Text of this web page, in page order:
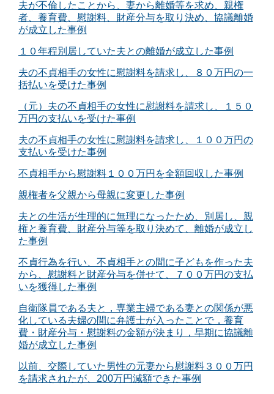
夫が不倫したことから、妻から離婚等を求め、親権
者、養育費、慰謝料、財産分与を取り決め、協議離婚
が成立した事例
１０年程別居していた夫との離婚が成立した事例
夫の不貞相手の女性に慰謝料を請求し、８０万円の一
括払いを受けた事例
（元）夫の不貞相手の女性に慰謝料を請求し、１５０
万円の支払いを受けた事例
夫の不貞相手の女性に慰謝料を請求し、１００万円の
支払いを受けた事例
不貞相手から慰謝料１００万円を全額回収した事例
親権者を父親から母親に変更した事例
夫との生活が生理的に無理になったため、別居し、親
権と養育費、財産分与等を取り決めて、離婚が成立し
た事例
不貞行為を行い、不貞相手との間に子どもを作った夫
から、慰謝料と財産分与を併せて、７００万円の支払
いを獲得した事例
自衛隊員である夫と，専業主婦である妻との関係が悪
化している夫婦の間に弁護士が入ったことで，養育
費・財産分与・慰謝料の金額が決まり，早期に協議離
婚が成立した事例
以前、交際していた男性の元妻から慰謝料３００万円
を請求されたが、200万円減額できた事例